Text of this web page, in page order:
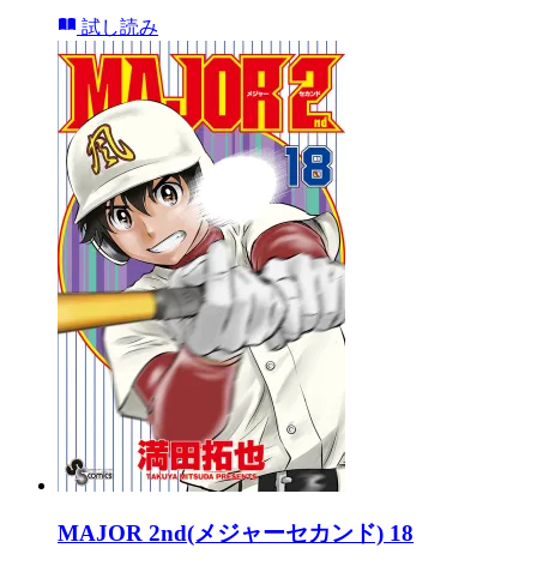
試し読み
MAJOR 2nd(メジャーセカンド) 18